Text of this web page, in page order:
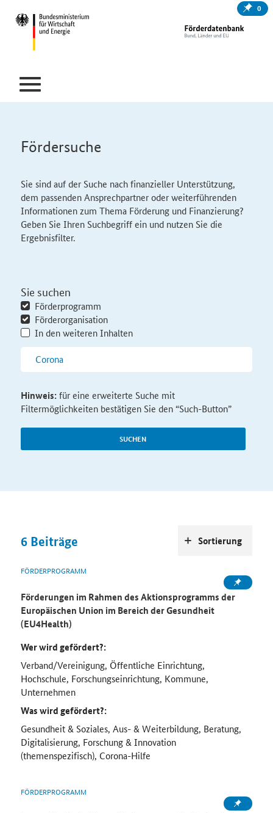
0
Fördersuche
Sie sind auf der Suche nach finanzieller Unterstützung,
dem passenden Ansprechpartner oder weiterführenden
Informationen zum Thema Förderung und Finanzierung?
Geben Sie Ihren Suchbegriff ein und nutzen Sie die
Ergebnisfilter.
Sie suchen
Förderprogramm
Förderorganisation
In den weiteren Inhalten
SUCHEN
Hinweis:für eine erweiterte Suche mit
Filtermöglichkeiten bestätigen Sie den “Such-Button”
6 Beiträge
FÖRDERPROGRAMM
Förderungen im Rahmen des Aktionsprogramms der
Europäischen Union im Bereich der Gesundheit
(EU4Health)
Wer wird gefördert?:
Verband/Vereinigung, Öffentliche Einrichtung,
Hochschule, Forschungseinrichtung, Kommune,
Unternehmen
Was wird gefördert?:
Gesundheit & Soziales, Aus- & Weiterbildung, Beratung,
Digitalisierung, Forschung & Innovation
(themenspezifisch), Corona-Hilfe
FÖRDERPROGRAMM
Sortierung